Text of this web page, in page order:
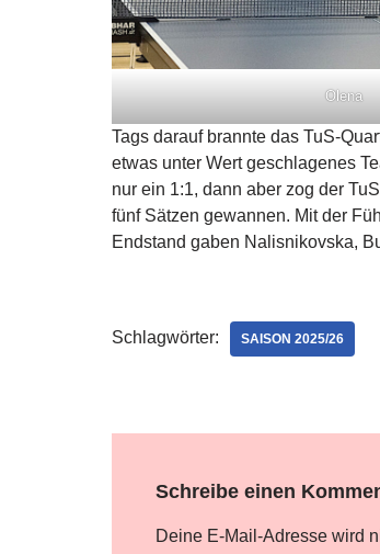
Olena
Tags darauf brannte das TuS-
etwas unter Wert geschlagenes
nur ein 1:1, dann aber zog der
fünf Sätzen gewannen. Mit der
Endstand gaben Nalisnikovska,
Schlagwörter: SAISON 2025/26
Schreibe einen
Deine E-Mail-Adresse wird